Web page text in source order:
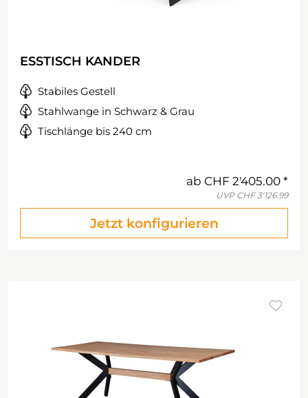
ESSTISCH KANDER
Stabiles Gestell
Stahlwange in Schwarz & Grau
Tischlänge bis 240 cm
ab CHF 2'405.00
UVP CHF 3'126.99
Jetzt konfigurieren